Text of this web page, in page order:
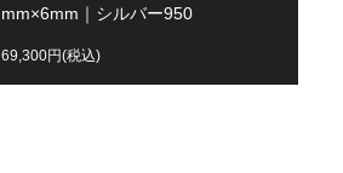
mm×6mm｜シルバー950
69,300円(税込)